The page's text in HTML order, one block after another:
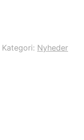
Kategori: Nyheder